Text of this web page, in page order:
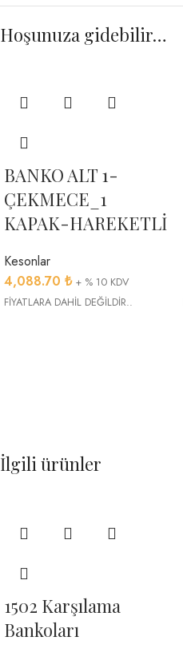
Hoşunuza gidebilir…
BANKO ALT 1-
ÇEKMECE_1
KAPAK-HAREKETLİ
Kesonlar
4,088.70 ₺ + % 10 KDV
FİYATLARA DAHİL DEĞİLDİR..
İlgili ürünler
1502 Karşılama
Bankoları